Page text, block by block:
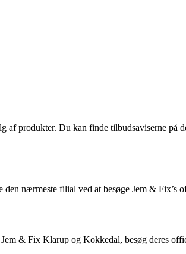
produkter. Du kan finde tilbudsaviserne på
nærmeste filial ved at besøge Jem & Fix’s
& Fix Klarup og Kokkedal, besøg deres